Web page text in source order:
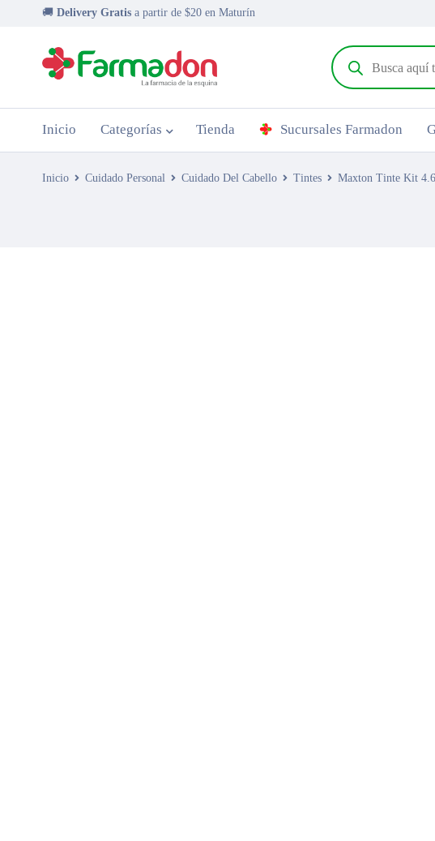
🚚 Delivery Gratis a partir de $20 en Maturín
Inicio Categorías Tienda Sucursales Farmadon
Inicio Cuidado Personal Cuidado Del Cabello Tintes Maxton Tinte Kit